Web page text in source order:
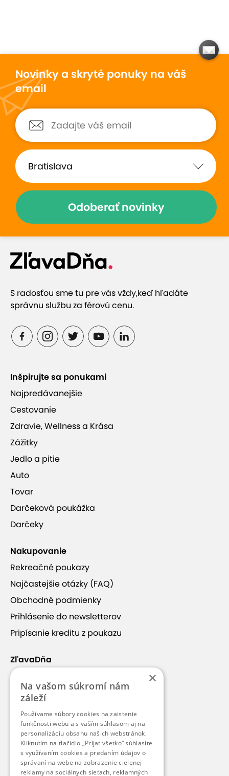
Novinky a skryté ponuky na váš
email
Odoberať novinky
S radosťou sme tu pre vás vždy,keď hľadáte
správnu službu za férovú cenu.
Inšpirujte sa ponukami
Najpredávanejšie
Cestovanie
Zdravie, Wellness a Krása
Zážitky
Jedlo a pitie
Auto
Tovar
Darčeková poukážka
Darčeky
Nakupovanie
Rekreačné poukazy
Najčastejšie otázky (FAQ)
Obchodné podmienky
Prihlásenie do newsletterov
Pripísanie kreditu z poukazu
ZľavaDňa
Náš príbeh
Kontakt
Kariéra
Blog
Pre médiá
Pre partnerov
×
Na vašom súkromí nám
záleží
Používame súbory cookies na zaistenie
funkčnosti webu a s vaším súhlasom aj na
personalizáciu obsahu našich webstránok.
Kliknutím na tlačidlo „Prijať všetko“ súhlasíte
s využívaním cookies a predaním údajov o
správaní na webe na zobrazenie cielenej
reklamy na sociálnych sieťach, reklamných